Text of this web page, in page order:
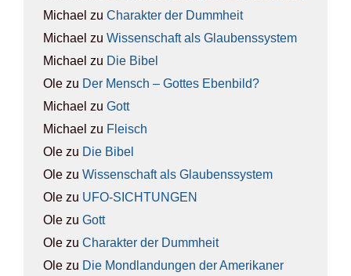
Michael zu Cha­rak­ter der Dumm­heit
Michael zu Wis­sen­schaft als Glau­bens­sys­tem
Michael zu Die Bibel
Ole zu Der Mensch – Got­tes Eben­bild?
Michael zu Gott
Michael zu Fleisch
Ole zu Die Bibel
Ole zu Wis­sen­schaft als Glau­bens­sys­tem
Ole zu UFO-SICH­TUN­GEN
Ole zu Gott
Ole zu Cha­rak­ter der Dumm­heit
Ole zu Die Mond­lan­dun­gen der Ame­ri­ka­ner